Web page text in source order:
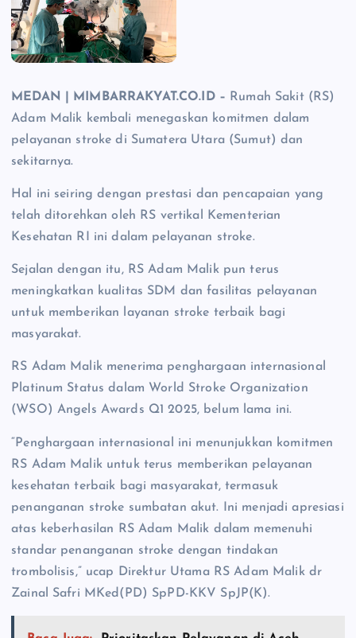
MEDAN | MIMBARRAKYAT.CO.ID – Rumah Sakit (RS)
Adam Malik kembali menegaskan komitmen dalam
pelayanan stroke di Sumatera Utara (Sumut) dan
sekitarnya.
Hal ini seiring dengan prestasi dan pencapaian yang
telah ditorehkan oleh RS vertikal Kementerian
Kesehatan RI ini dalam pelayanan stroke.
Sejalan dengan itu, RS Adam Malik pun terus
meningkatkan kualitas SDM dan fasilitas pelayanan
untuk memberikan layanan stroke terbaik bagi
masyarakat.
RS Adam Malik menerima penghargaan internasional
Platinum Status dalam World Stroke Organization
(WSO) Angels Awards Q1 2025, belum lama ini.
“Penghargaan internasional ini menunjukkan komitmen
RS Adam Malik untuk terus memberikan pelayanan
kesehatan terbaik bagi masyarakat, termasuk
penanganan stroke sumbatan akut. Ini menjadi apresiasi
atas keberhasilan RS Adam Malik dalam memenuhi
standar penanganan stroke dengan tindakan
trombolisis,” ucap Direktur Utama RS Adam Malik dr
Zainal Safri MKed(PD) SpPD-KKV SpJP(K).